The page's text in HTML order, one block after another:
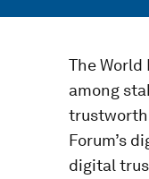
The
among
Forum’s
digital